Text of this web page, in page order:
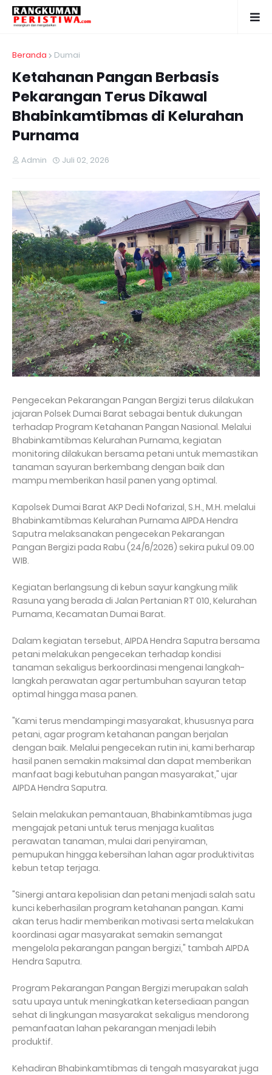
Beranda Dumai
Ketahanan Pangan Berbasis
Pekarangan Terus Dikawal
Bhabinkamtibmas di Kelurahan
Purnama
Admin Juli 02, 2026
Pengecekan Pekarangan Pangan Bergizi terus dilakukan
jajaran Polsek Dumai Barat sebagai bentuk dukungan
terhadap Program Ketahanan Pangan Nasional. Melalui
Bhabinkamtibmas Kelurahan Purnama, kegiatan
monitoring dilakukan bersama petani untuk memastikan
tanaman sayuran berkembang dengan baik dan
mampu memberikan hasil panen yang optimal.
Kapolsek Dumai Barat AKP Dedi Nofarizal, S.H., M.H. melalui
Bhabinkamtibmas Kelurahan Purnama AIPDA Hendra
Saputra melaksanakan pengecekan Pekarangan
Pangan Bergizi pada Rabu (24/6/2026) sekira pukul 09.00
WIB.
Kegiatan berlangsung di kebun sayur kangkung milik
Rasuna yang berada di Jalan Pertanian RT 010, Kelurahan
Purnama, Kecamatan Dumai Barat.
Dalam kegiatan tersebut, AIPDA Hendra Saputra bersama
petani melakukan pengecekan terhadap kondisi
tanaman sekaligus berkoordinasi mengenai langkah-
langkah perawatan agar pertumbuhan sayuran tetap
optimal hingga masa panen.
"Kami terus mendampingi masyarakat, khususnya para
petani, agar program ketahanan pangan berjalan
dengan baik. Melalui pengecekan rutin ini, kami berharap
hasil panen semakin maksimal dan dapat memberikan
manfaat bagi kebutuhan pangan masyarakat," ujar
AIPDA Hendra Saputra.
Selain melakukan pemantauan, Bhabinkamtibmas juga
mengajak petani untuk terus menjaga kualitas
perawatan tanaman, mulai dari penyiraman,
pemupukan hingga kebersihan lahan agar produktivitas
kebun tetap terjaga.
"Sinergi antara kepolisian dan petani menjadi salah satu
kunci keberhasilan program ketahanan pangan. Kami
akan terus hadir memberikan motivasi serta melakukan
koordinasi agar masyarakat semakin semangat
mengelola pekarangan pangan bergizi," tambah AIPDA
Hendra Saputra.
Program Pekarangan Pangan Bergizi merupakan salah
satu upaya untuk meningkatkan ketersediaan pangan
sehat di lingkungan masyarakat sekaligus mendorong
pemanfaatan lahan pekarangan menjadi lebih
produktif.
Kehadiran Bhabinkamtibmas di tengah masyarakat juga